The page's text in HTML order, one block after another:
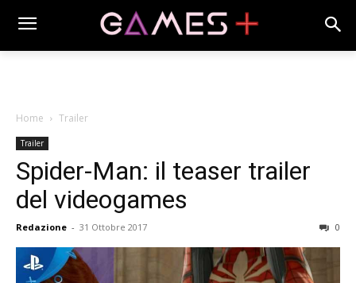
Home Trailer
Trailer
Spider-Man: il teaser trailer
del videogames
Redazione - 31 Ottobre 2017 0